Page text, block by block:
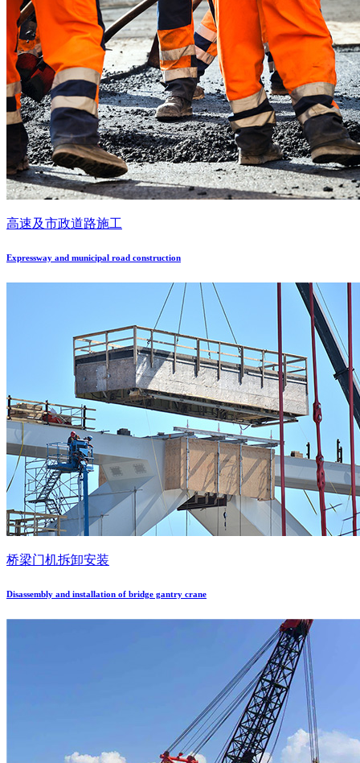
高速及市政道路施工
Expressway and municipal road construction
桥梁门机拆卸安装
Disassembly and installation of bridge gantry crane